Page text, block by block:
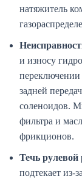
натяжитель
и износу
задней
соленоидов.
фильтра и
фрикционов.
Течь рулевой
подтекает из-